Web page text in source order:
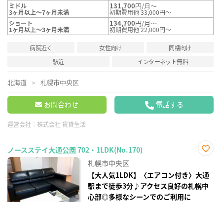
ミドル
3ヶ月以上～7ヶ月未満
131,700円/月～
初期費用他 33,000円～
ショート
1ヶ月以上～3ヶ月未満
134,700円/月～
初期費用他 22,000円～
病院近く 女性向け
同棲向け
駅近
インターネット無料
北海道 札幌市中央区
お問合わせ 電話する
運営会社： 株式会社 賃貸生活
ノースステイ大通公園 702・1LDK(No.170)
り登
録
札幌市中央区
【大人気1LDK】〈エアコン付き〉大通
駅まで徒歩3分♪アクセス良好の札幌中
心部◎多様なシーンでのご利用に